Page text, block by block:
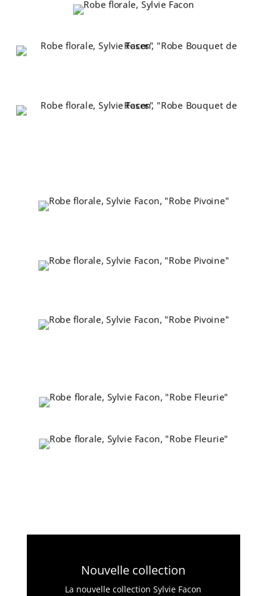
Nouvelle collection
La nouvelle collection Sylvie Facon